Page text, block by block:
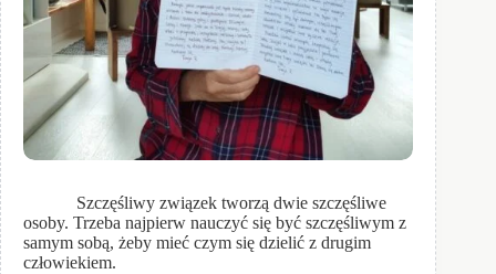
Szczęśliwy związek tworzą dwie szczęśliwe
osoby. Trzeba najpierw nauczyć się być szczęśliwym z
samym sobą, żeby mieć czym się dzielić z drugim
człowiekiem.